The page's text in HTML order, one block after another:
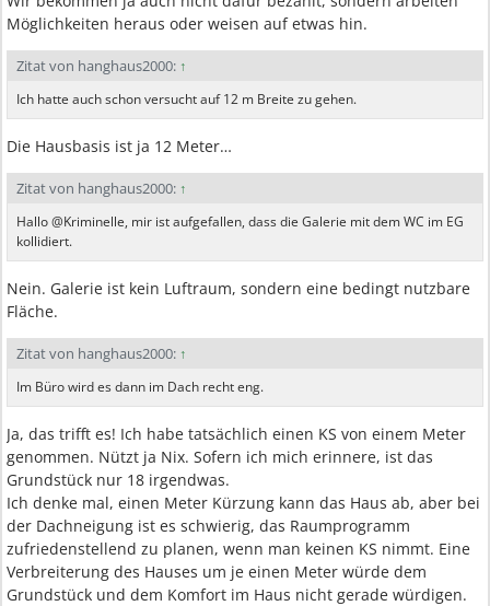
Möglichkeiten heraus oder weisen auf etwas hin.
Zitat von hanghaus2000: ↑
Ich hatte auch schon versucht auf 12 m Breite zu gehen.
Die Hausbasis ist ja 12 Meter…
Zitat von hanghaus2000: ↑
Hallo @Kriminelle, mir ist aufgefallen, dass die Galerie mit dem WC im EG
kollidiert.
Nein. Galerie ist kein Luftraum, sondern eine bedingt nutzbare
Fläche.
Zitat von hanghaus2000: ↑
Im Büro wird es dann im Dach recht eng.
Ja, das trifft es! Ich habe tatsächlich einen KS von einem Meter
genommen. Nützt ja Nix. Sofern ich mich erinnere, ist das
Grundstück nur 18 irgendwas.
Ich denke mal, einen Meter Kürzung kann das Haus ab, aber bei
der Dachneigung ist es schwierig, das Raumprogramm
zufriedenstellend zu planen, wenn man keinen KS nimmt. Eine
Verbreiterung des Hauses um je einen Meter würde dem
Grundstück und dem Komfort im Haus nicht gerade würdigen.